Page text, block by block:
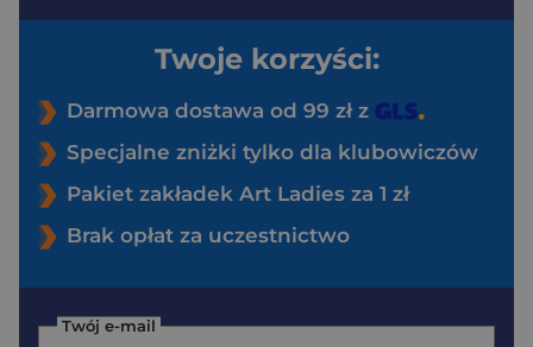
Twoje korzyści:
Darmowa dostawa od 99 zł z
Specjalne zniżki tylko dla klubowiczów
Pakiet zakładek Art Ladies za 1 zł
Brak opłat za uczestnictwo
Twój e-mail